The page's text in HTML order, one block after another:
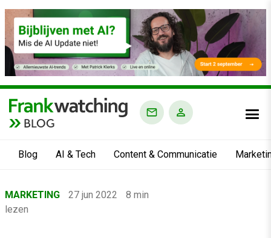
BLOG
Blog AI & Tech Content & Communicatie
›MARKETING 27 jun 2022
8 min
lezen